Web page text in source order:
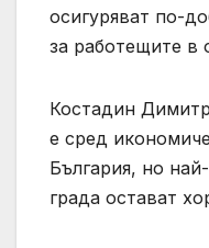
осигуряват по-
за работещите в
Костадин
е сред
България, но
града остават